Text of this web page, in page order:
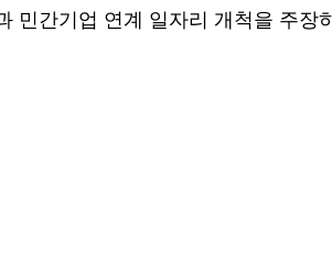
민간기업 연계 일자리 개척을 주장